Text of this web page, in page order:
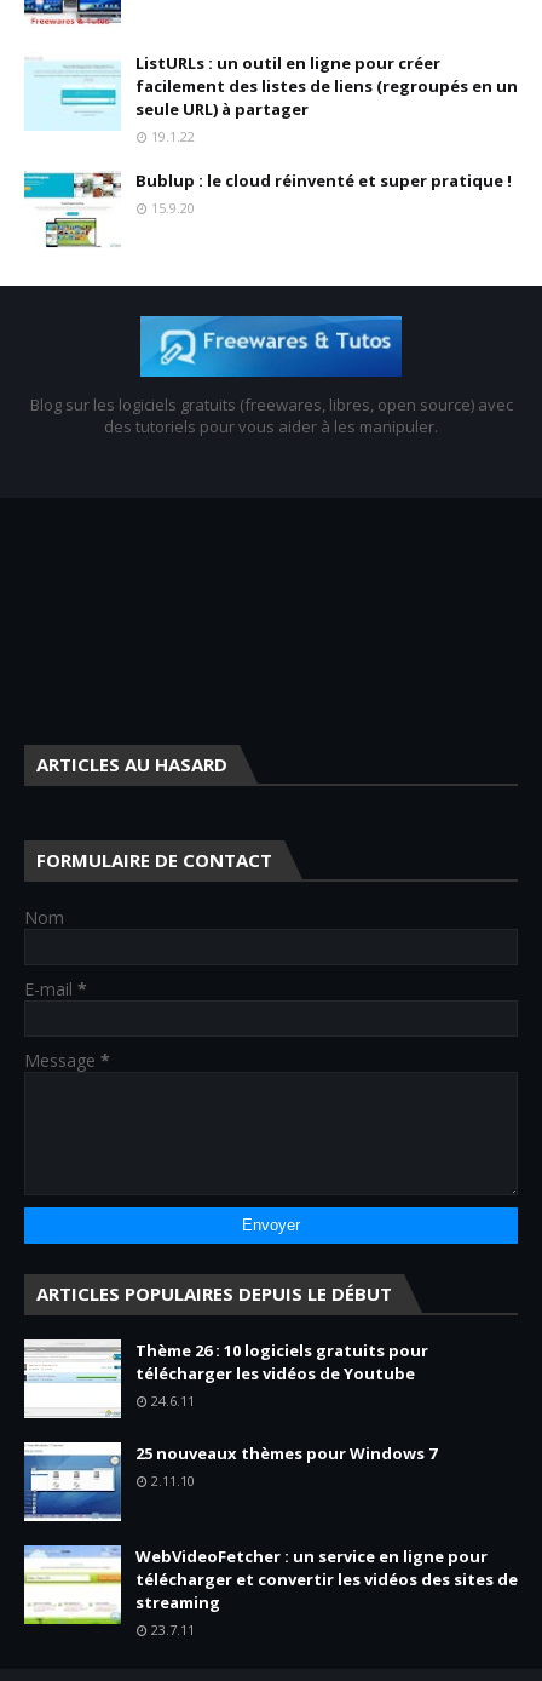
ListURLs : un outil en ligne pour créer
facilement des listes de liens (regroupés en un
seule URL) à partager
19.1.22
Bublup : le cloud réinventé et super pratique !
15.9.20
Blog sur les logiciels gratuits (freewares, libres, open source) avec
des tutoriels pour vous aider à les manipuler.
ARTICLES AU HASARD
FORMULAIRE DE CONTACT
Nom
E-mail *
Message *
ARTICLES POPULAIRES DEPUIS LE DÉBUT
Thème 26 : 10 logiciels gratuits pour
télécharger les vidéos de Youtube
24.6.11
25 nouveaux thèmes pour Windows 7
2.11.10
WebVideoFetcher : un service en ligne pour
télécharger et convertir les vidéos des sites de
streaming
23.7.11